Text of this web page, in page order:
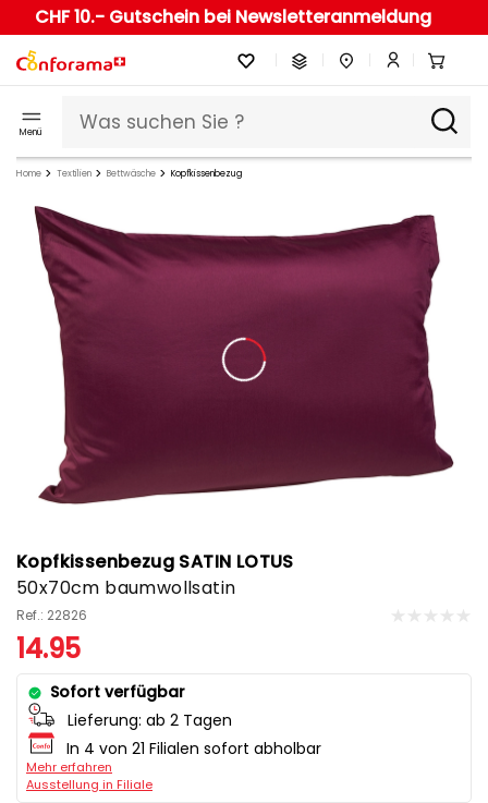
CHF 10.- Gutschein bei Newsletteranmeldung
Menü
Home Textilien Bettwäsche Kopfkissenbezug
Kopfkissenbezug SATIN LOTUS
50x70cm baumwollsatin
Ref.: 22826
14.95
Sofort verfügbar
Lieferung: ab 2 Tagen
In 4 von 21 Filialen sofort abholbar
Mehr erfahren
Ausstellung in Filiale